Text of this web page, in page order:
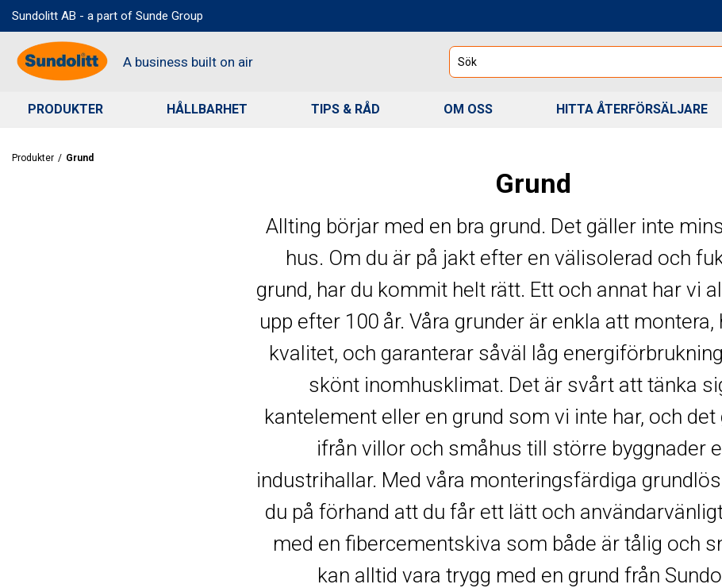
Sundolitt AB - a part of Sunde Group
A business built on air Sök
PRODUKTER HÅLLBARHET TIPS & RÅD OM OSS HITTA ÅTERFÖRSÄLJARE
Produkter / Grund
Grund
Allting börjar med en bra grund. Det gäller inte
hus. Om du är på jakt efter en välisolerad och
grund, har du kommit helt rätt. Ett och annat har vi
upp efter 100 år. Våra grunder är enkla att montera,
kvalitet, och garanterar såväl låg
skönt inomhusklimat. Det är svårt att tänka
kantelement eller en grund som vi inte har, och
ifrån villor och småhus till större byggnader
industrihallar. Med våra monteringsfärdiga
du på förhand att du får ett lätt och
med en fibercementskiva som både är tålig och
kan alltid vara trygg med en grund från